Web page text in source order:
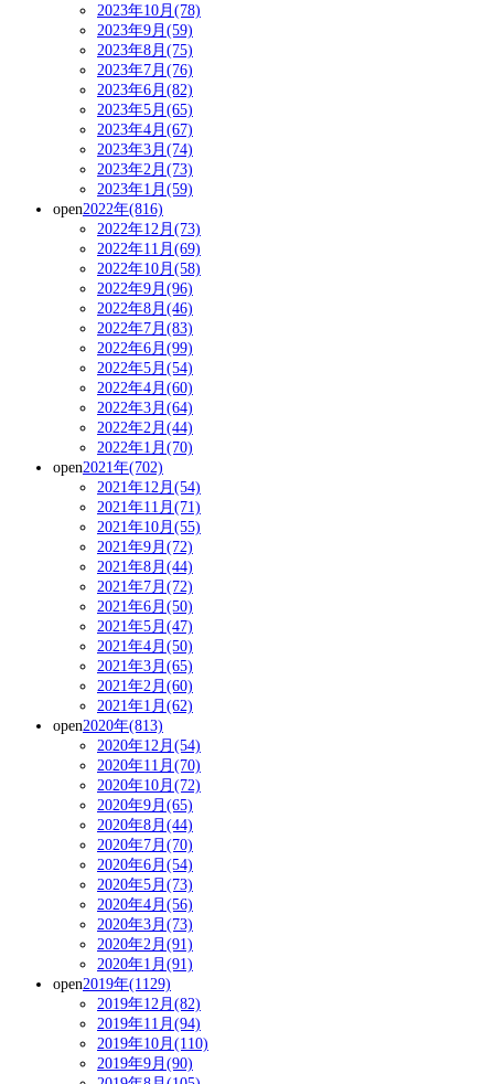
2023年10月(78)
2023年9月(59)
2023年8月(75)
2023年7月(76)
2023年6月(82)
2023年5月(65)
2023年4月(67)
2023年3月(74)
2023年2月(73)
2023年1月(59)
open2022年(816)
2022年12月(73)
2022年11月(69)
2022年10月(58)
2022年9月(96)
2022年8月(46)
2022年7月(83)
2022年6月(99)
2022年5月(54)
2022年4月(60)
2022年3月(64)
2022年2月(44)
2022年1月(70)
open2021年(702)
2021年12月(54)
2021年11月(71)
2021年10月(55)
2021年9月(72)
2021年8月(44)
2021年7月(72)
2021年6月(50)
2021年5月(47)
2021年4月(50)
2021年3月(65)
2021年2月(60)
2021年1月(62)
open2020年(813)
2020年12月(54)
2020年11月(70)
2020年10月(72)
2020年9月(65)
2020年8月(44)
2020年7月(70)
2020年6月(54)
2020年5月(73)
2020年4月(56)
2020年3月(73)
2020年2月(91)
2020年1月(91)
open2019年(1129)
2019年12月(82)
2019年11月(94)
2019年10月(110)
2019年9月(90)